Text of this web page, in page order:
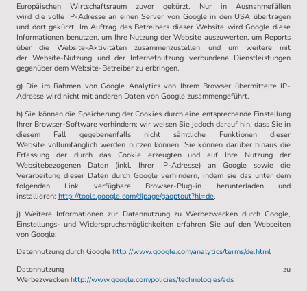
Europäischen Wirtschaftsraum zuvor gekürzt. Nur in Ausnahmefällen
wird die volle IP-Adresse an einen Server von Google in den USA übertragen
und dort gekürzt. Im Auftrag des Betreibers dieser Website wird Google diese
Informationen benutzen, um Ihre Nutzung der Website auszuwerten, um Reports
über die Website-Aktivitäten zusammenzustellen und um weitere mit
der Website-Nutzung und der Internetnutzung verbundene Dienstleistungen
gegenüber dem Website-Betreiber zu erbringen.
g) Die im Rahmen von Google Analytics von Ihrem Browser übermittelte IP-
Adresse wird nicht mit anderen Daten von Google zusammengeführt.
h) Sie können die Speicherung der Cookies durch eine entsprechende Einstellung
Ihrer Browser-Software verhindern; wir weisen Sie jedoch darauf hin, dass Sie in
diesem Fall gegebenenfalls nicht sämtliche Funktionen dieser
Website vollumfänglich werden nutzen können. Sie können darüber hinaus die
Erfassung der durch das Cookie erzeugten und auf Ihre Nutzung der
Websitebezogenen Daten (inkl. Ihrer IP-Adresse) an Google sowie die
Verarbeitung dieser Daten durch Google verhindern, indem sie das unter dem
folgenden Link verfügbare Browser-Plug-in herunterladen und
installieren: http://tools.google.com/dlpage/gaoptout?hl=de.
j) Weitere Informationen zur Datennutzung zu Werbezwecken durch Google,
Einstellungs- und Widerspruchsmöglichkeiten erfahren Sie auf den Webseiten
von Google:
Datennutzung durch Google http://www.google.com/analytics/terms/de.html
Datennutzung zu
Werbezwecken http://www.google.com/policies/technologies/ads